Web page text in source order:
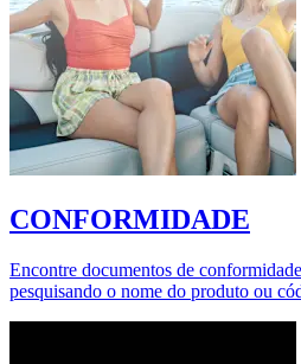
CONFORMIDADE
Encontre documentos de
pesquisando o nome do produto ou